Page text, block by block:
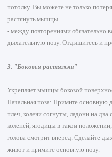
потолку. Вы можете не только
растянуть мышцы.
- между повторениями обязательно
дыхательную позу. Отдышитесь и
3. "Боковая растяжка"
Укрепляет мышцы боковой
Начальная поза: Примите основную
плеч, колени согнуты, ладони на
коленей, ягодицы в таком
голова смотрит вперед. Сделайте
живот и примите основную позу.